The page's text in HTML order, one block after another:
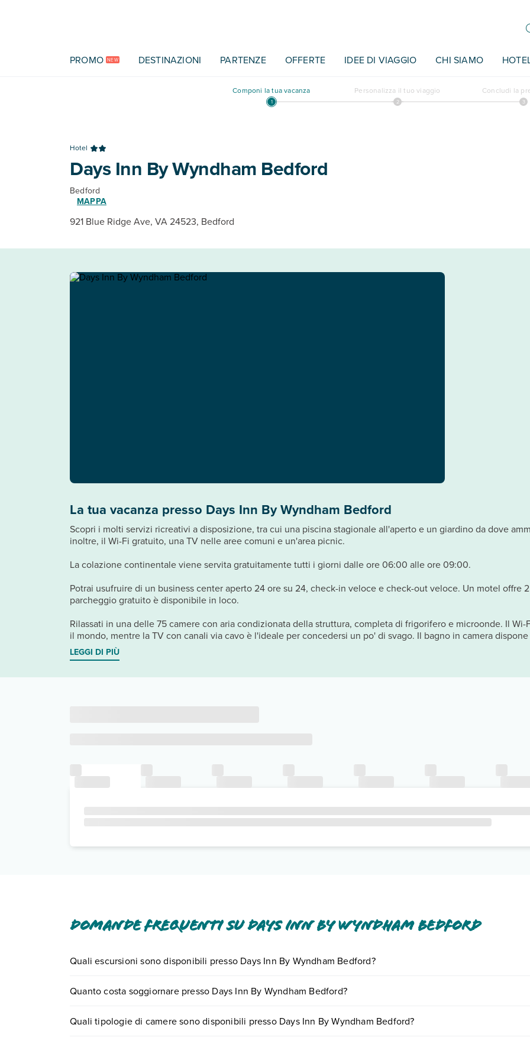
PROMO NEW DESTINAZIONI PARTENZE OFFERTE IDEE DI VIAGGIO CHI SIAMO
Componi la tua vacanza Personalizza il tuo viaggio Concludi la
Hotel
Days Inn By Wyndham Bedford
Bedford
MAPPA
921 Blue Ridge Ave, VA 24523, Bedford
La tua vacanza presso Days Inn By Wyndham Bedford
Scopri i molti servizi ricreativi a disposizione, tra cui una piscina stagionale all'aperto e un giardino da dove
inoltre, il Wi-Fi gratuito, una TV nelle aree comuni e un'area picnic.
La colazione continentale viene servita gratuitamente tutti i giorni dalle ore 06:00 alle ore 09:00.
Potrai usufruire di un business center aperto 24 ore su 24, check-in veloce e check-out veloce. Un motel offre
parcheggio gratuito è disponibile in loco.
Rilassati in una delle 75 camere con aria condizionata della struttura, completa di frigorifero e microonde. Il
il mondo, mentre la TV con canali via cavo è l'ideale per concedersi un po' di svago. Il bagno in camera dispone
LEGGI DI PIÙ
Domande frequenti su Days Inn By Wyndham Bedford
Quali escursioni sono disponibili presso Days Inn By Wyndham Bedford?
numero 0721.17231 oprenotando un appuntamento.
Quanto costa soggiornare presso Days Inn By Wyndham Bedford?
e scegli quando partire.
Quali tipologie di camere sono disponibili presso Days Inn By Wyndham Bedford?